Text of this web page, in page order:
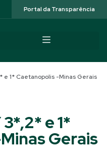
Portal da Transparência
e 1* Caetanopolis -Minas Gerais
3*,2* e 1*
Gerais